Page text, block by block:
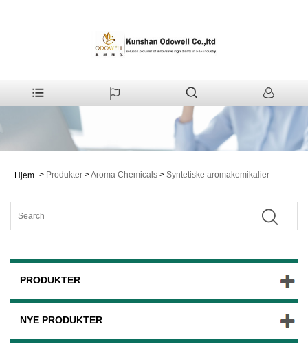
Hjem > Produkter >Aroma Chemicals > Syntetiske aromakemikalier
PRODUKTER
NYE PRODUKTER